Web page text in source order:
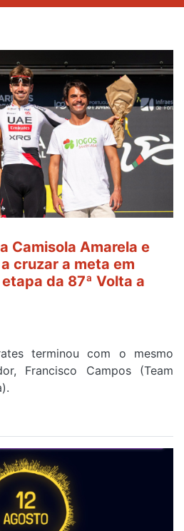
Camisola Amarela e
cruzar a meta em
da 87ª Volta a
terminou com o mesmo
Francisco Campos (Team